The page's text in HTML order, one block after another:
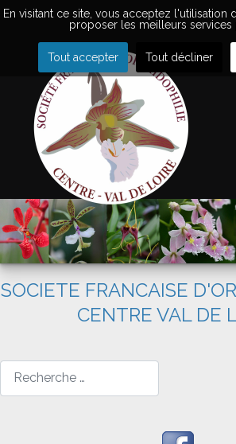
SOCIETE FRANCAISE
CENTRE VAL DE
Rechercher
En visitant ce site, vous acceptez l'utilisation
proposer les meilleurs services
Tout accepter Tout décliner